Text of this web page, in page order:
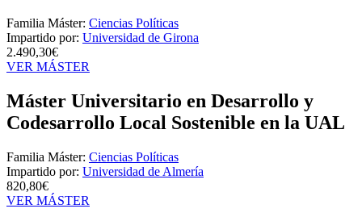
Familia Máster: Ciencias Políticas
Impartido por: Universidad de Girona
2.490,30€
VER MÁSTER
Máster Universitario en Desarrollo y
Codesarrollo Local Sostenible en la UAL
Familia Máster: Ciencias Políticas
Impartido por: Universidad de Almería
820,80€
VER MÁSTER